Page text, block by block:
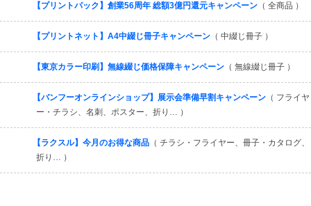
【プリントパック】創業56周年 総額3億円還元キャンペーン （ 全商品 ）
【プリントネット】A4中綴じ冊子キャンペーン （ 中綴じ冊子 ）
【東京カラー印刷】無線綴じ価格保障キャンペーン （ 無線綴じ冊子 ）
【バンフーオンラインショップ】展示会準備早割キャンペーン （ フライヤ
ー・チラシ、名刺、ポスター、折り… ）
【ラクスル】今月のお得な商品 （ チラシ・フライヤー、冊子・カタログ、
折り… ）